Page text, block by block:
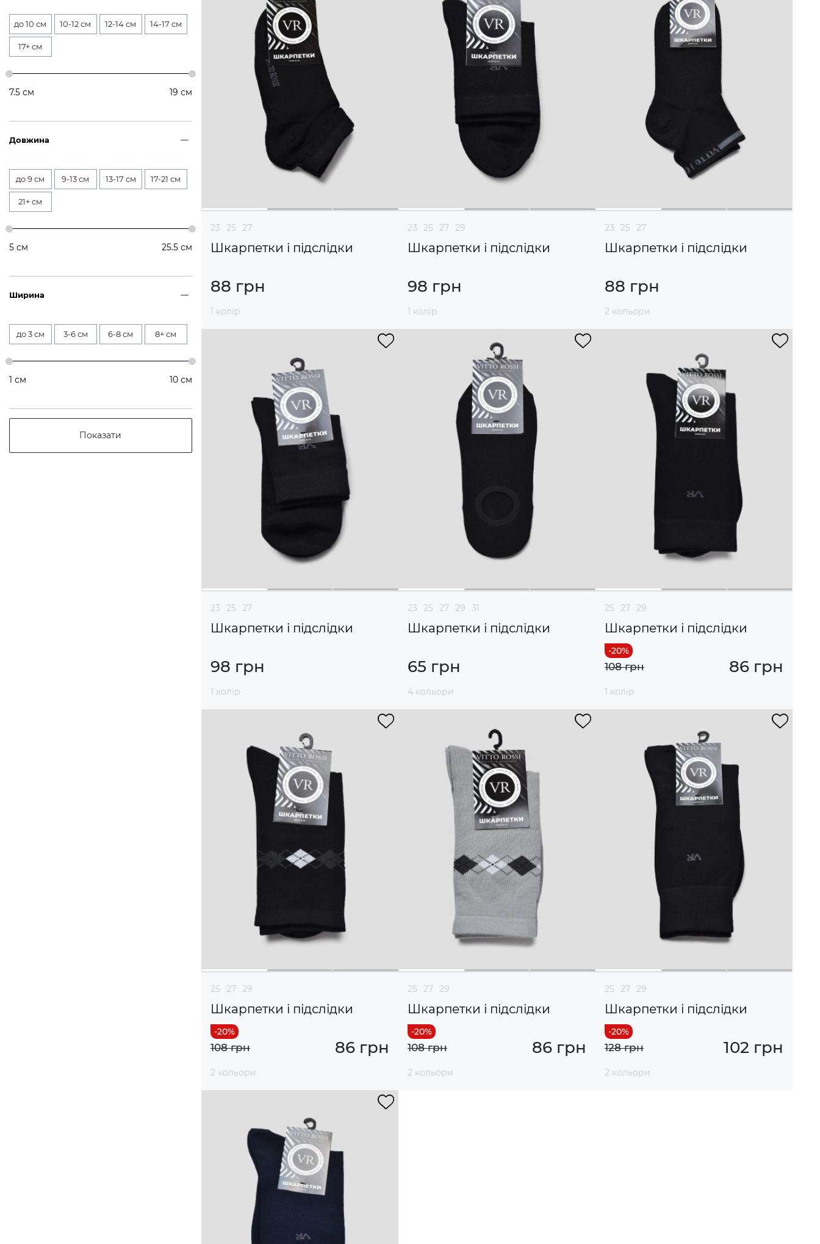
до 10 см 10-12 см 12-14 см 14-17 см
17+ см
7.5 см 19 см
Довжина
до 9 см 9-13 см 13-17 см 17-21 см
21+ см
5 см 25.5 см
Ширина
до 3 см 3-6 см 6-8 см 8+ см
1 см 10 см
Показати
23 25 27
Шкарпетки і підслідки
88 грн
1 колір
23 25 27 29
Шкарпетки і підслідки
98 грн
1 колір
23 25 27
Шкарпетки і підслідки
88 грн
2 кольори
23 25 27
Шкарпетки і підслідки
98 грн
1 колір
23 25 27 29 31
Шкарпетки і підслідки
65 грн
4 кольори
25 27 29
Шкарпетки і підслідки
86 грн
108 грн
1 колір
25 27 29
Шкарпетки і підслідки
86 грн
108 грн
2 кольори
25 27 29
Шкарпетки і підслідки
86 грн
108 грн
2 кольори
25 27 29
Шкарпетки і підслідки
102 грн
128 грн
2 кольори